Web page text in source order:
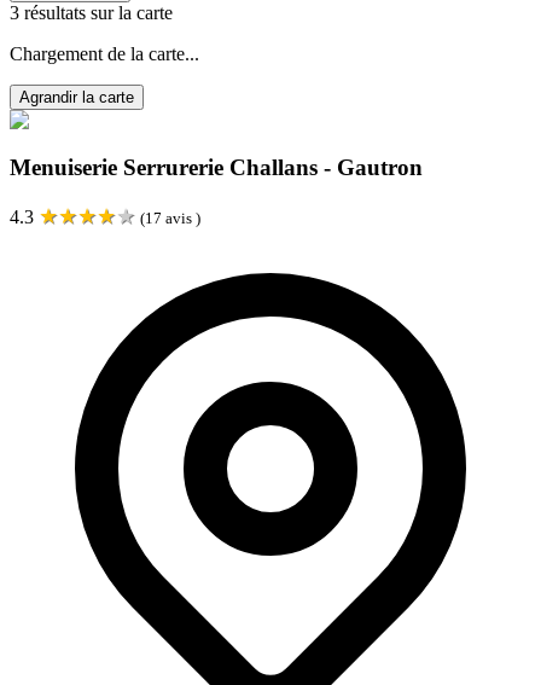
3 résultats sur la carte
Chargement de la carte...
Agrandir la carte
Menuiserie Serrurerie Challans - Gautron
4.3 ★★★★★ (17 avis )